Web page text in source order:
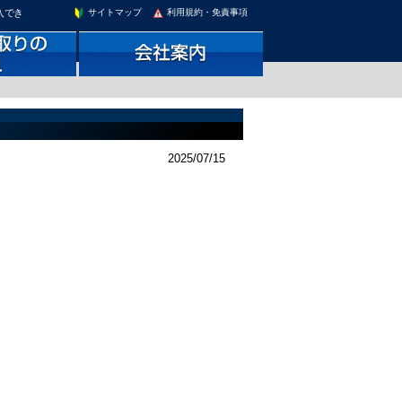
でき
利用規約・免責事項
サイトマップ
2025/07/15